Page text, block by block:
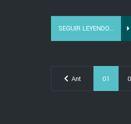
SEGUIR LEYENDO...
Ant 01